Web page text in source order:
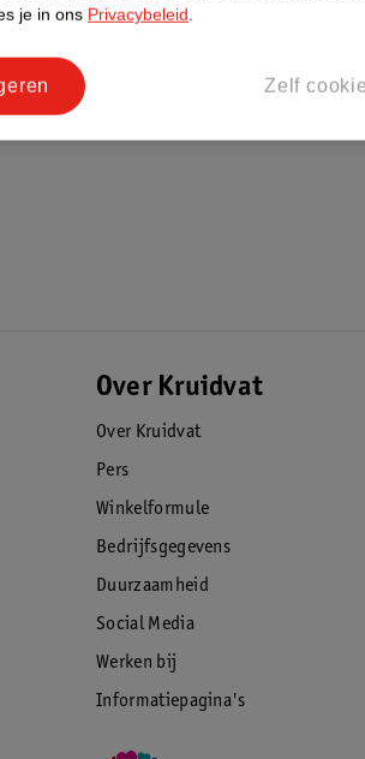
Over Kruidvat
Over Kruidvat
Pers
Winkelformule
Bedrijfsgegevens
Duurzaamheid
Social Media
Werken bij
Informatiepagina's
je in ons Privacybeleid.
Zelf